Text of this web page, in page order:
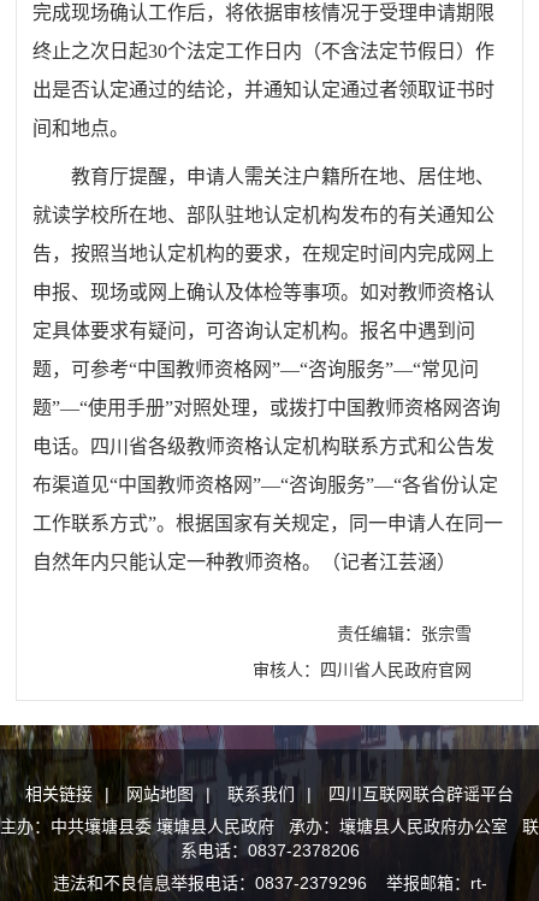
完成现场确认工作后，将依据审核情况于受理申请期限
终止之次日起30个法定工作日内（不含法定节假日）作
出是否认定通过的结论，并通知认定通过者领取证书时
间和地点。
教育厅提醒，申请人需关注户籍所在地、居住地、
就读学校所在地、部队驻地认定机构发布的有关通知公
告，按照当地认定机构的要求，在规定时间内完成网上
申报、现场或网上确认及体检等事项。如对教师资格认
定具体要求有疑问，可咨询认定机构。报名中遇到问
题，可参考“中国教师资格网”—“咨询服务”—“常见问
题”—“使用手册”对照处理，或拨打中国教师资格网咨询
电话。四川省各级教师资格认定机构联系方式和公告发
布渠道见“中国教师资格网”—“咨询服务”—“各省份认定
工作联系方式”。根据国家有关规定，同一申请人在同一
自然年内只能认定一种教师资格。（记者江芸涵）
责任编辑：张宗雪
审核人：四川省人民政府官网
相关链接 | 网站地图 | 联系我们 |
四川互联网联合辟谣平台
主办：中共壤塘县委 壤塘县人民政府 承办：壤塘县人民政府办公室 联
系电话：0837-2378206
违法和不良信息举报电话：0837-2379296 举报邮箱：rt-